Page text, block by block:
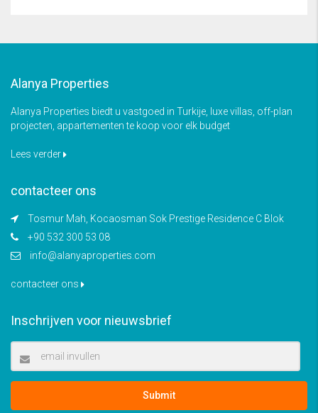
Alanya Properties
Alanya Properties biedt u vastgoed in Turkije, luxe villas, off-plan
projecten, appartementen te koop voor elk budget
Lees verder
contacteer ons
Tosmur Mah, Kocaosman Sok Prestige Residence C Blok
+90 532 300 53 08
info@alanyaproperties.com
contacteer ons
Inschrijven voor nieuwsbrief
Submit